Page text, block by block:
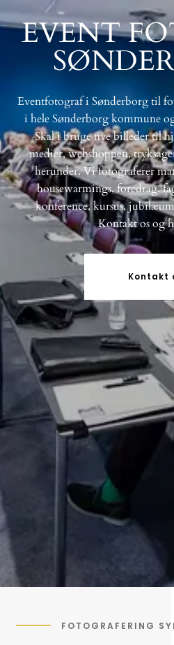
EVENT
Eventfotograf i Sønderborg til
i hele Sønderborg kommune
Skal i bruge nye billeder til
medier, webshoppen,
herunder. Vi fotograferer
housewarmings, foredrag,
konference, kursus,
Kontakt os og
Kontakt
FOTOGRAFERING